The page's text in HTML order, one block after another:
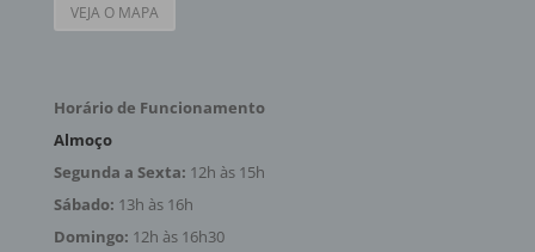
VEJA O MAPA
Horário de Funcionamento
Almoço
Segunda a Sexta: 12h às 15h
Sábado: 13h às 16h
Domingo: 12h às 16h30